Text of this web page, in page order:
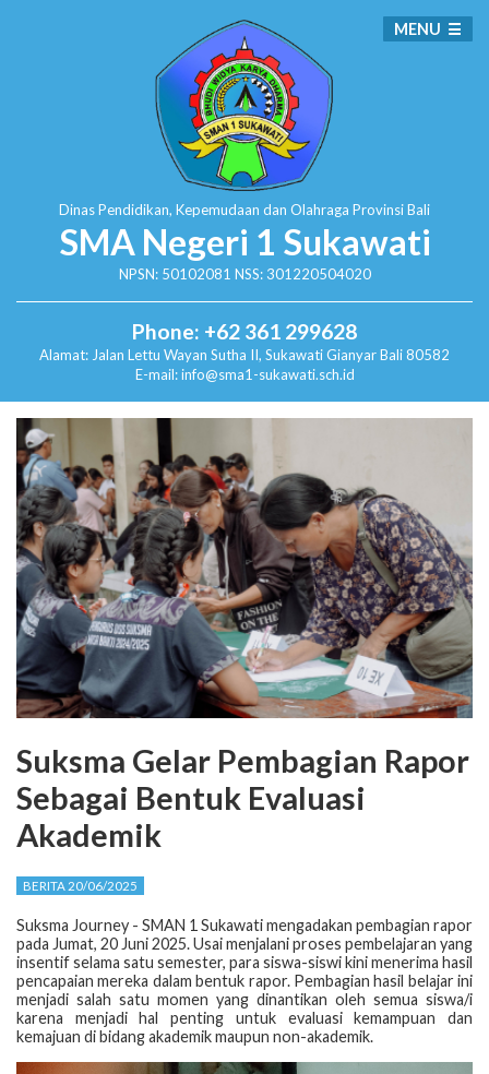
Dinas Pendidikan, Kepemudaan dan Olahraga Provinsi Bali
SMA Negeri 1 Sukawati
NPSN: 50102081 NSS: 301220504020
Phone: +62 361 299628
Alamat: Jalan Lettu Wayan Sutha II, SukawatiGianyar Bali 80582
E-mail: info@sma1-sukawati.sch.id
MENU
Suksma Gelar Pembagian Rapor
Sebagai Bentuk Evaluasi
Akademik
BERITA 20/06/2025
Suksma Journey - SMAN 1 Sukawati mengadakan pembagian rapor
pada Jumat, 20 Juni 2025. Usai menjalani proses pembelajaran yang
insentif selama satu semester, para siswa-siswi kini menerima hasil
pencapaian mereka dalam bentuk rapor. Pembagian hasil belajar ini
menjadi salah satu momen yang dinantikan oleh semua siswa/i
karena menjadi hal penting untuk evaluasi kemampuan dan
kemajuan di bidang akademik maupun non-akademik.